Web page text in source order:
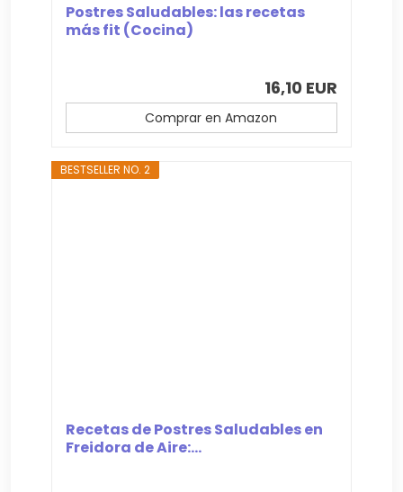
Postres Saludables: las recetas
más fit (Cocina)
16,10 EUR
Comprar en Amazon
BESTSELLER NO. 2
Recetas de Postres Saludables en
Freidora de Aire:...